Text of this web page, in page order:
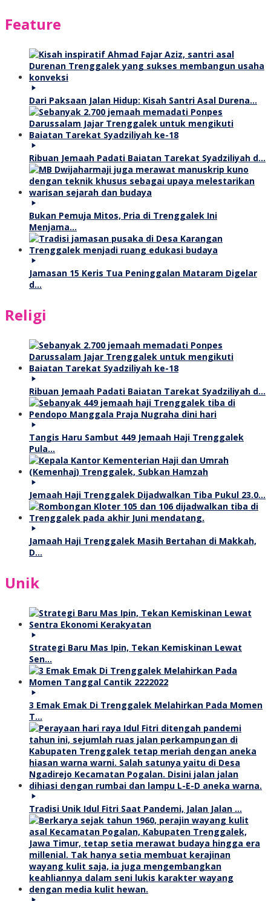
Feature
Dari Paksaan Jalan Hidup: Kisah Santri Asal Durena…
Ribuan Jemaah Padati Baiatan Tarekat Syadziliyah d…
Bukan Pemuja Mitos, Pria di Trenggalek Ini
Menjama…
Jamasan 15 Keris Tua Peninggalan Mataram Digelar
d…
Religi
Ribuan Jemaah Padati Baiatan Tarekat Syadziliyah d…
Tangis Haru Sambut 449 Jemaah Haji Trenggalek
Pula…
Jemaah Haji Trenggalek Dijadwalkan Tiba Pukul 23.0…
Jamaah Haji Trenggalek Masih Bertahan di Makkah,
D…
Unik
Strategi Baru Mas Ipin, Tekan Kemiskinan Lewat
Sen…
3 Emak Emak Di Trenggalek Melahirkan Pada Momen
T…
Tradisi Unik Idul Fitri Saat Pandemi, Jalan Jalan …